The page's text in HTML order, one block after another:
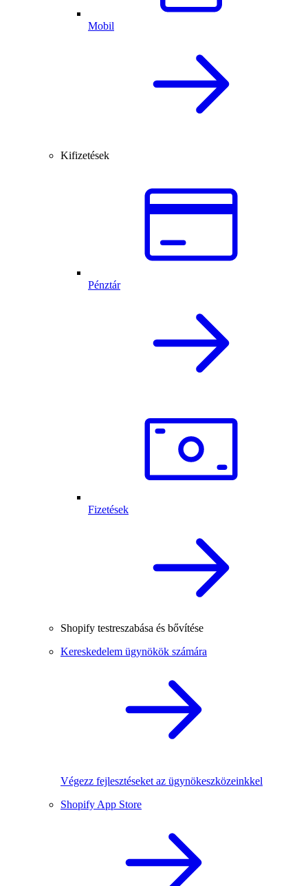
Mobil
Kifizetések
Pénztár
Fizetések
Shopify testreszabása és bővítése
Kereskedelem ügynökök számára
Végezz fejlesztéseket az ügynökeszközeinkkel
Shopify App Store